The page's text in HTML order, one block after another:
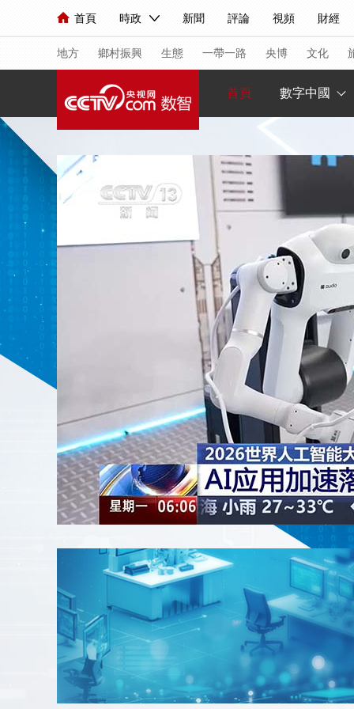
首頁 時政 新聞 評論 視頻 財經
人民領袖習近平 聯播+ 中國領導人 央視快評 習
直播 片庫 欄目大全 節目單 聽音 微視頻
海外頻道 iPanda English Монгол
地方 鄉村振興 生態 一帶一路 央博 文化
總台春晚 網絡春晚
國際 評論
人民領袖習近平 聯播+ 熱解讀
視頻 小央視頻 小央直播 直播中國 熊
比劃 快看 藍海中國
競猜 2026年世界盃 2026年
CCTV奧林匹克頻道 生活體育大會
鄉村振興 生態環境 一帶一路
大國智造 大國展會 大國保險 雲頂對話
CCTV.節目官網 直播 節目單 欄目 片庫
首頁 數字中國